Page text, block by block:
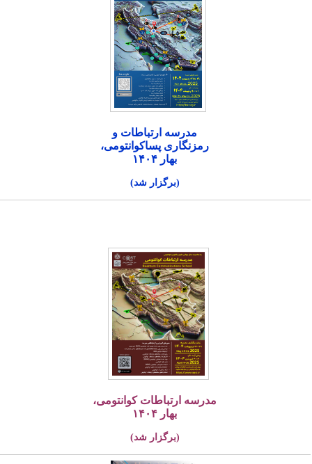
مدرسه ارتباطات و
رمزنگاری پساکوانتومی،
بهار ۱۴۰۴
(برگزار شد)
مدرسه ارتباطات کوانتومی،
بهار ۱۴۰۴
(برگزار شد)